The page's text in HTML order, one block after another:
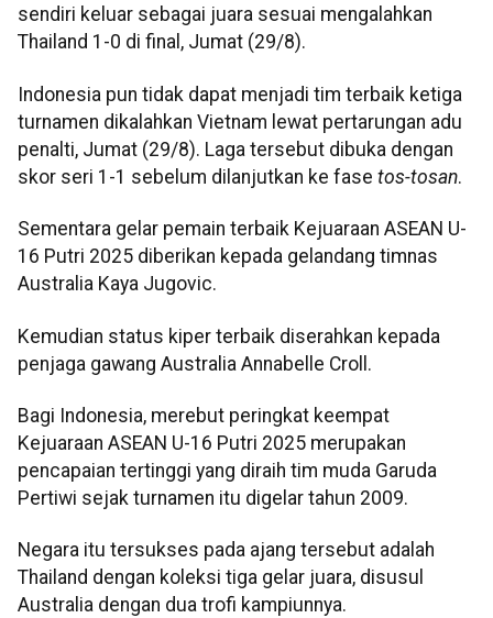
sendiri keluar sebagai juara sesuai mengalahkan
Thailand 1-0 di final, Jumat (29/8).
Indonesia pun tidak dapat menjadi tim terbaik ketiga
turnamen dikalahkan Vietnam lewat pertarungan adu
penalti, Jumat (29/8). Laga tersebut dibuka dengan
skor seri 1-1 sebelum dilanjutkan ke fase tos-tosan.
Sementara gelar pemain terbaik Kejuaraan ASEAN U-
16 Putri 2025 diberikan kepada gelandang timnas
Australia Kaya Jugovic.
Kemudian status kiper terbaik diserahkan kepada
penjaga gawang Australia Annabelle Croll.
Bagi Indonesia, merebut peringkat keempat
Kejuaraan ASEAN U-16 Putri 2025 merupakan
pencapaian tertinggi yang diraih tim muda Garuda
Pertiwi sejak turnamen itu digelar tahun 2009.
Negara itu tersukses pada ajang tersebut adalah
Thailand dengan koleksi tiga gelar juara, disusul
Australia dengan dua trofi kampiunnya.